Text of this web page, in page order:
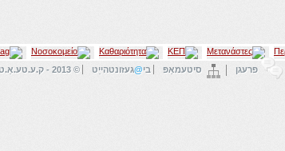
פרעגן סיטעמאַפּ בי@געזונטהייַט © 2013 - ק.ע.טע.אַ.טה